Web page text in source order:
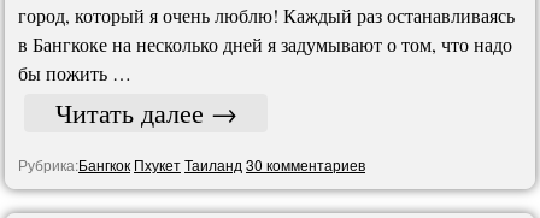
город, который я очень люблю! Каждый раз останавливаясь
в Бангкоке на несколько дней я задумывают о том, что надо
бы пожить …
Читать далее →
Рубрика:Бангкок ПхукетТаиланд 30 комментариев